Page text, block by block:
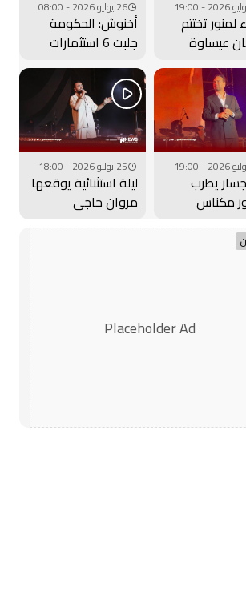
لمنور تختتم
عيساوة
كبير..
26 يوليو 2026 - 08:00
أخنوش: الحكومة
جلبت 6 استثمارات
ضخمة للداخلة وادي
الذهب
يطرب
مكناس
عيساوة..
25 يوليو 2026 - 18:00
ليلة استثنائية يوقعها
مروان حاجي
بمهرجان عيساوة..
Placeholder Ad